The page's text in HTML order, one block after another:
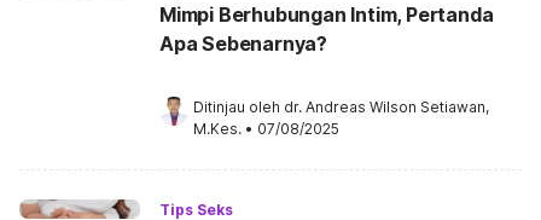
Mimpi Berhubungan Intim, Pertanda
Apa Sebenarnya?
Ditinjau oleh dr. Andreas Wilson Setiawan,
M.Kes. • 07/08/2025
Tips Seks